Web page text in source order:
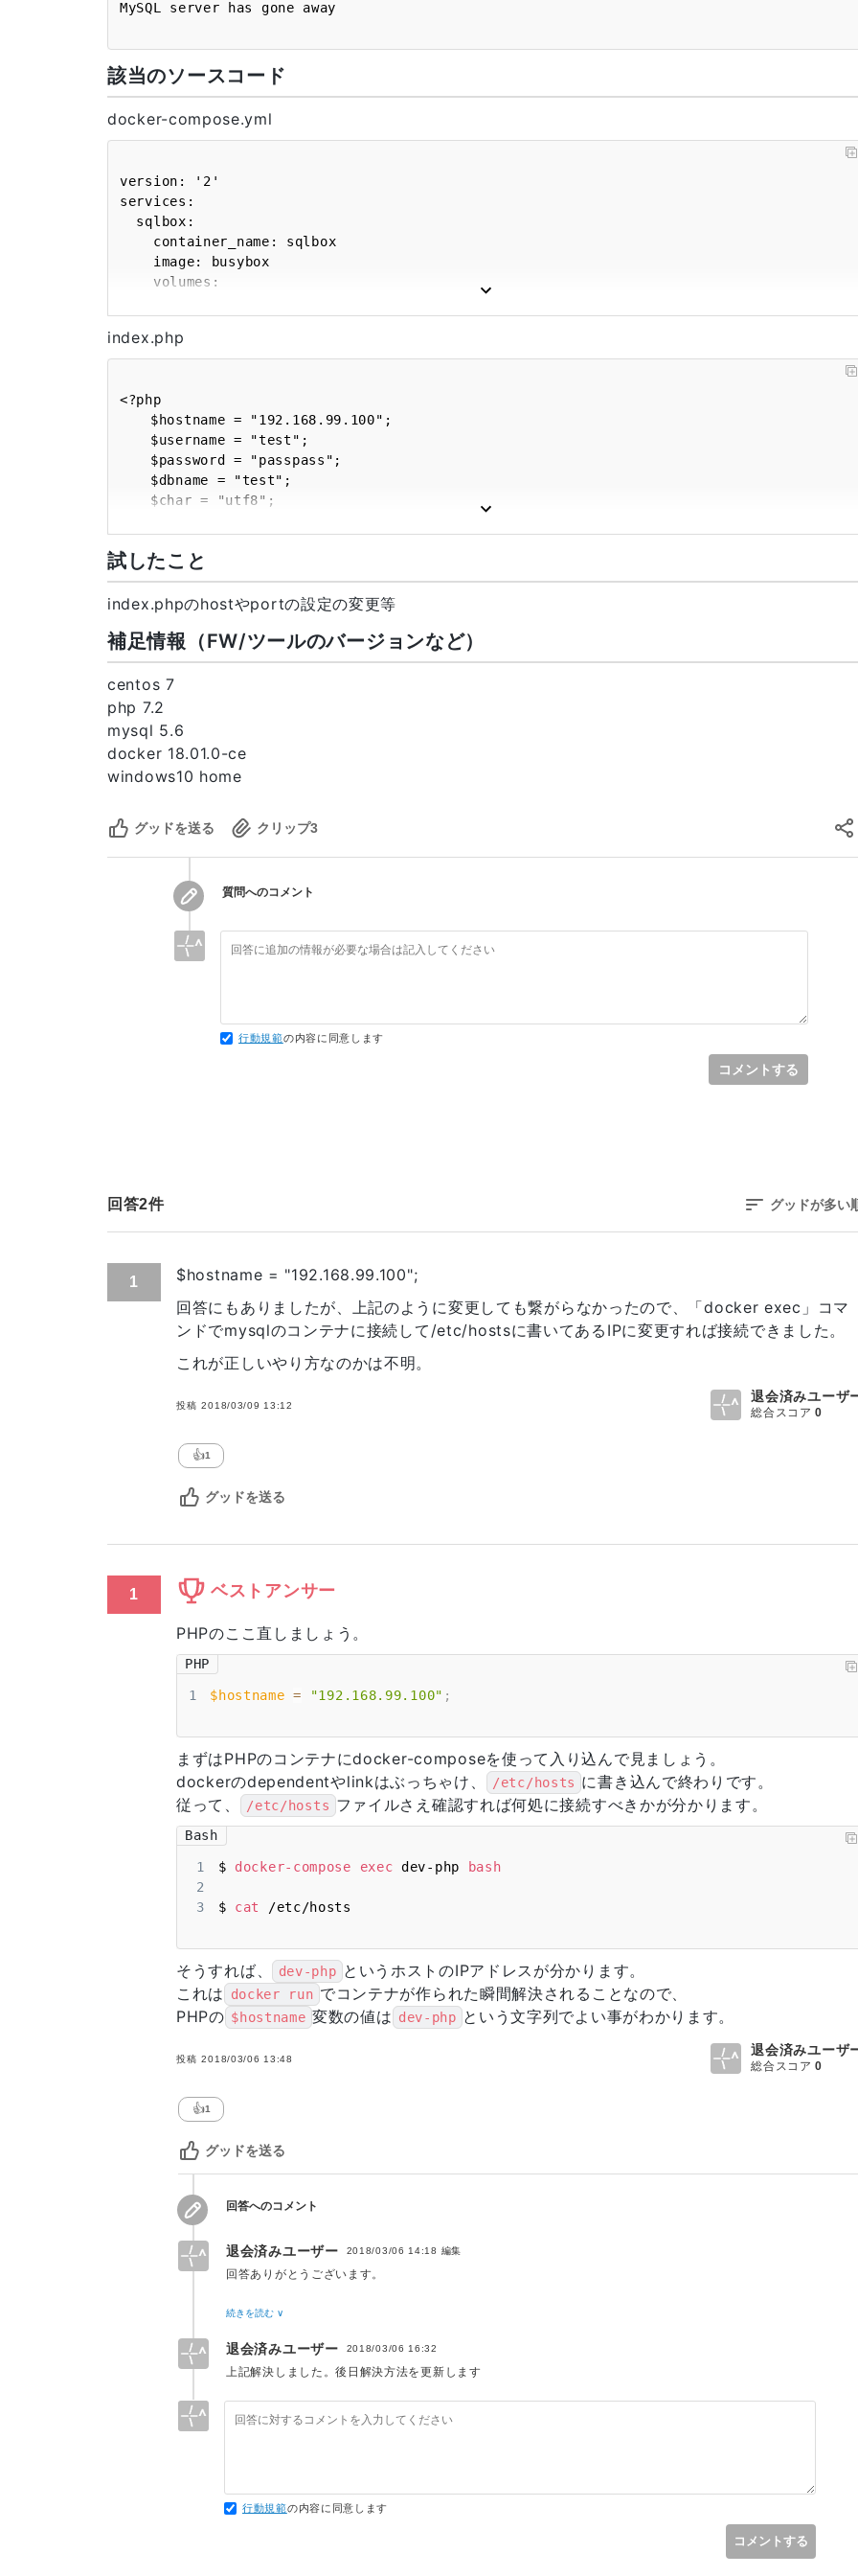
該当のソースコード
docker-compose.yml
version: '2'
services:
      - dev-net
    container_name: wwwbox
    image: busybox
    volumes:
      - ./data/www:/var/www/html
    networks:
      - dev-net
    container_name: dev-nginx
    build: ./nginx
    ports:
    links:
      - dev-php
    volumes:
      - ./nginx/server.conf:/etc/nginx/conf.d/server.conf
    volumes_from:
      - wwwbox
    networks:
      - dev-net
  dev-php:
    ports:
      - sqlbox
    networks:
networks:
    driver: bridge
index.php
<?php
	try{
		//DBを選択してコネクト
		$db_perm = array(
				PDO::ATTR_ERRMODE => PDO::ERRMODE_EXCEPTION
			);
		$link = new PDO('mysql:host='.$hostname.'; port='.$port.'; dbname='.$dbname.';
charset='.$char , $username, $password, $db_perm);
		//SELECT文を発行
		$result = $link->query('select ID,Name from member_tb where Name = "Mako
Ishino"');
		//ヒット数を表示
		$duplicate_num =  $result->rowCount();
		echo $duplicate_num ." 件該当しました。<br>\n";
		//接続をクローズ
		$link = null;
試したこと
index.phpのhostやportの設定の変更等
補足情報（FW/ツールのバージョンなど）
centos 7
php 7.2
mysql 5.6
docker 18.01.0-ce
windows10 home
グッドを送る クリップ3
質問へのコメント
行動規範の内容に同意します
コメントする
回答2件 グッドが多い
1
$hostname = "192.168.99.100";
回答にもありましたが、上記のように変更しても繋がらなかったので、「docker exec」コマ
ンドでmysqlのコンテナに接続して/etc/hostsに書いてあるIPに変更すれば接続できました。
これが正しいやり方なのかは不明。
投稿 2018/03/09 13:12
退会済みユーザ
総合スコア 0
👍1
グッドを送る
1 ベストアンサー
PHPのここ直しましょう。
PHP
1 $hostname = "192.168.99.100" ;
まずはPHPのコンテナにdocker-composeを使って入り込んで見ましょう。
dockerのdependentやlinkはぶっちゃけ、
/etc/hosts に書き込んで終わりです。
従って、
/etc/hosts ファイルさえ確認すれば何処に接続すべきかが分かります。
Bash
1 $ docker-compose exec dev-php
bash
2
3
$ cat /etc/hosts
そうすれば、 dev-php というホストのIPアドレスが分かります。
これは
docker run でコンテナが作られた瞬間解決されることなので、
PHPの $hostname 変数の値は dev-php という文字列でよい事がわかります。
投稿 2018/03/06 13:48
退会済みユーザ
総合スコア 0
👍1
グッドを送る
回答へのコメント
退会済みユーザー 2018/03/06 14:18 編集
回答ありがとうございます。
$hostname = "192.168.99.100";
上記のPHPに変更してみましたが、下記のようなエラーが出てしまい、繋がらない状態になっています。
エラー内容：「SQLSTATE[HY000] [2006] MySQL server has gone away」
hostの確認もしてみました。IP contaner IDの順で記載されているのも把握できました。
すみません、そこからの接続がわからないです・・・
続きを読む ∨
退会済みユーザー 2018/03/06 16:32
上記解決しました。後日解決方法を更新します
行動規範の内容に同意します
コメントする